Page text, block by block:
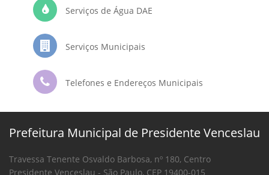
Serviços de Água DAE
Serviços Municipais
Telefones e Endereços Municipais
Prefeitura Municipal de Presidente Venceslau
Travessa Tenente Osvaldo Barbosa, nº 180, Centro
Presidente Venceslau - São Paulo, CEP 19400-015